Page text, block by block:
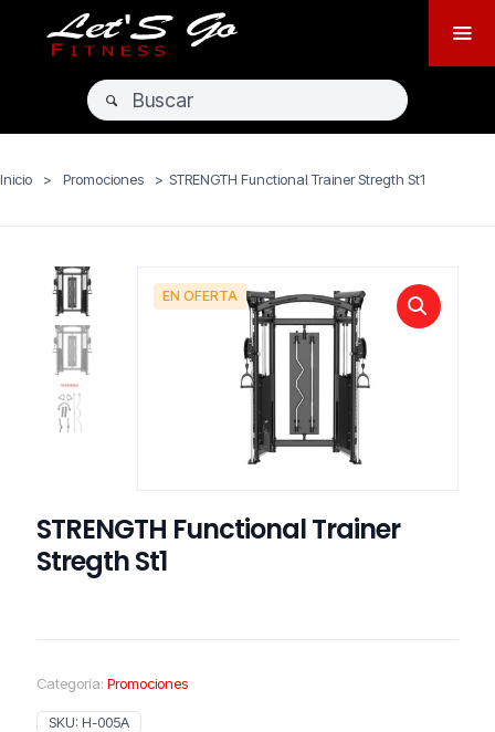
Inicio > Promociones > STRENGTH Functional Trainer Stregth St1
EN OFERTA
STRENGTH Functional Trainer
Stregth St1
Categoría: Promociones
SKU: H-005A